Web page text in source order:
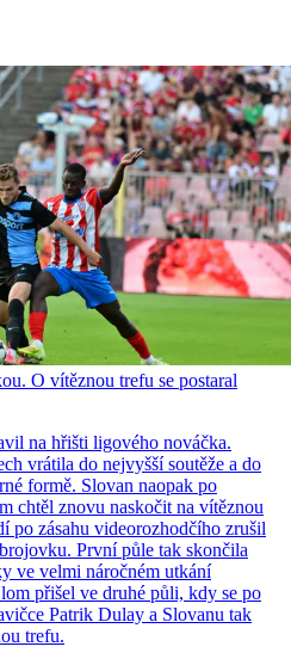
O vítěznou trefu se postaral
na hřišti ligového nováčka.
vrátila do nejvyšší soutěže a do
formě. Slovan naopak po
chtěl znovu naskočit na vítěznou
po zásahu videorozhodčího zrušil
První půle tak skončila
ve velmi náročném utkání
přišel ve druhé půli, kdy se po
Patrik Dulay a Slovanu tak
trefu.